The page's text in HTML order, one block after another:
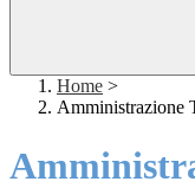
Home >
Amministrazione